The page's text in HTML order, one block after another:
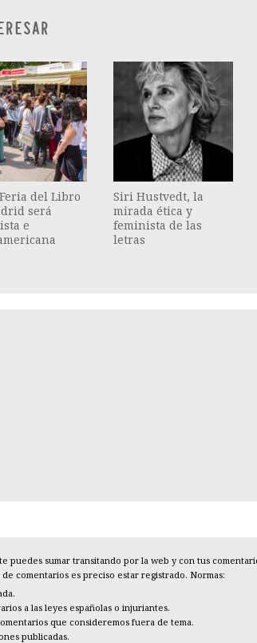
del Libro
será
e
Siri Hustvedt, la
mirada ética y
feminista de las
letras
puedes sumar transitando por la web y con tus
comentarios es preciso estar registrado. Normas:
a las leyes españolas o injuriantes.
que consideremos fuera de tema.
publicadas.